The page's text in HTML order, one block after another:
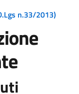
n.33/2013)